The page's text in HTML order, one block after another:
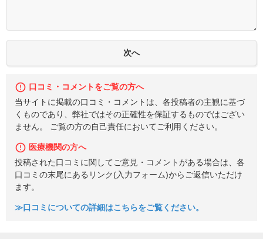
口コミ・コメントをご覧の方へ
当サイトに掲載の口コミ・コメントは、各投稿者の主観に基づ
くものであり、弊社ではその正確性を保証するものではござい
ません。 ご覧の方の自己責任においてご利用ください。
医療機関の方へ
投稿された口コミに関してご意見・コメントがある場合は、各
口コミの末尾にあるリンク(入力フォーム)からご返信いただけ
ます。
≫口コミについての詳細はこちらをご覧ください。